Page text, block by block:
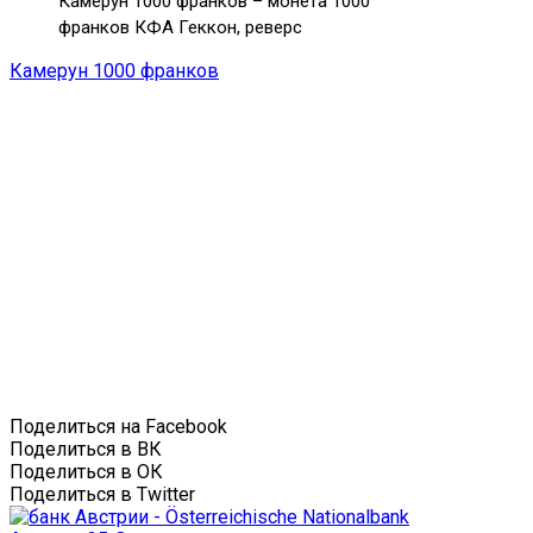
франков КФА Геккон, реверс
Камерун 1000 франков
Поделиться на Facebook
Поделиться в ВК
Поделиться в ОК
Поделиться в Twitter